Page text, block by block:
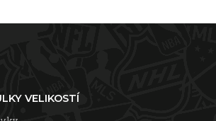
VELIKOSTÍ